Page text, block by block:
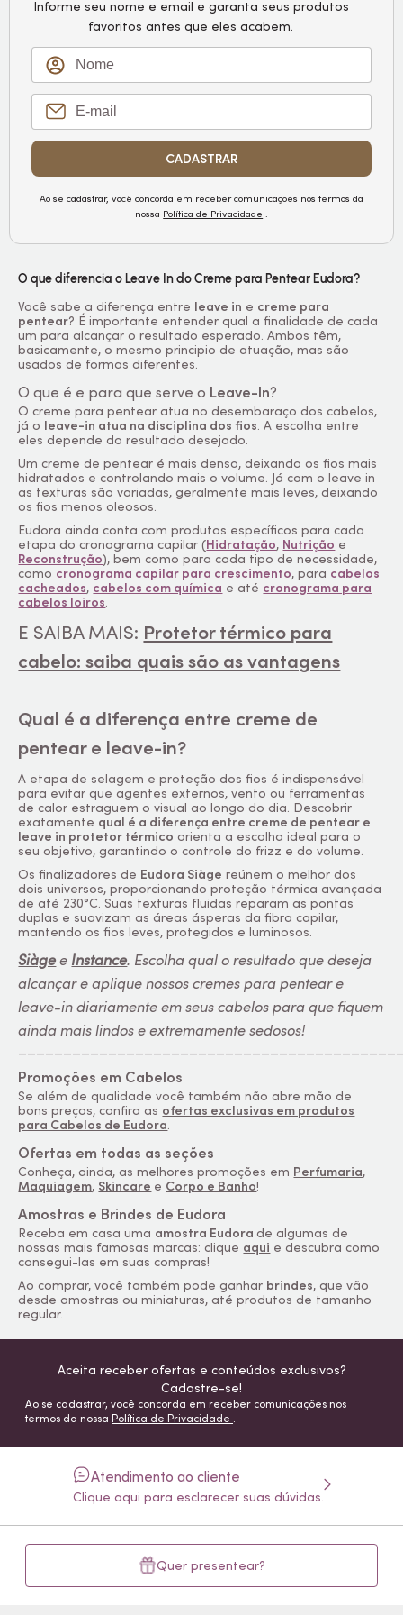
Informe seu nome e email e garanta seus produtos
favoritos antes que eles acabem.
CADASTRAR
Ao se cadastrar, você concorda em receber comunicações nos termos da
nossa Política de Privacidade
O que diferencia o Leave In do Creme para Pentear Eudora?
Você sabe a diferença entre leave in e creme para
pentear? É importante entender qual a finalidade de cada
um para alcançar o resultado esperado. Ambos têm,
basicamente, o mesmo principio de atuação, mas são
usados de formas diferentes.
O que é e para que serve o Leave-In?
O creme para pentear atua no desembaraço dos cabelos,
já o leave-in atua na disciplina dos fios . A escolha entre
eles depende do resultado desejado.
Um creme de pentear é mais denso, deixando os fios mais
hidratados e controlando mais o volume. Já com o leave in
as texturas são variadas, geralmente mais leves, deixando
os fios menos oleosos.
Eudora ainda conta com produtos específicos para cada
etapa do cronograma capilar (Hidratação, Nutrição e
Reconstrução), bem como para cada tipo de necessidade,
como cronograma capilar para crescimento, para cabelos
cacheados, cabelos com química e até cronograma para
cabelos loiros
E SAIBA MAIS: Protetor térmico para
cabelo: saiba quais são as vantagens
Qual é a diferença entre creme de
pentear e leave-in?
A etapa de selagem e proteção dos fios é indispensável
para evitar que agentes externos, vento ou ferramentas
de calor estraguem o visual ao longo do dia. Descobrir
exatamente qual é a diferença entre creme de pentear e
leave in protetor térmico orienta a escolha ideal para o
seu objetivo, garantindo o controle do frizz e do volume.
Os finalizadores de Eudora Siàge reúnem o melhor dos
dois universos, proporcionando proteção térmica avançada
de até 230°C. Suas texturas fluidas reparam as pontas
duplas e suavizam as áreas ásperas da fibra capilar,
mantendo os fios leves, protegidos e luminosos.
Siàgee Instance. Escolha qual o resultado que deseja
alcançar e aplique nossos cremes para pentear e
leave-in diariamente em seus cabelos para que fiquem
ainda mais lindos e extremamente sedosos!
Promoções em Cabelos
Se além de qualidade você também não abre mão de
bons preços, confira as ofertas exclusivas em produtos
para Cabelos de Eudora
Ofertas em todas as seções
Conheça, ainda, as melhores promoções em Perfumaria,
Maquiagem, Skincare e Corpo e Banho!
Amostras e Brindes de Eudora
Receba em casa uma amostra Eudorade algumas de
nossas mais famosas marcas: clique aqui e descubra como
consegui-las em suas compras!
Ao comprar, você também pode ganhar brindes, que vão
desde amostras ou miniaturas, até produtos de tamanho
regular.
Aceita receber ofertas e conteúdos exclusivos?
Cadastre-se!
Ao se cadastrar, você concorda em receber comunicações nos
termos da nossa Política de Privacidade
Atendimento ao cliente
Clique aqui para esclarecer suas dúvidas.
Quer presentear?